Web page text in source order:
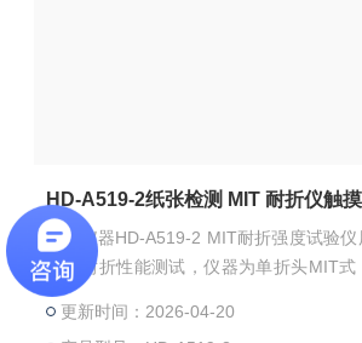
HD-A519-2纸张检测 MIT 耐折仪触
海达仪器HD-A519-2 MIT耐折强度试验仪
材料耐折性能测试，仪器为单折头MIT式
设定试样纵横向、张力大小、折叠次数。
维织布、金属薄片、塑料薄膜以及复合
更新时间：2026-04-20